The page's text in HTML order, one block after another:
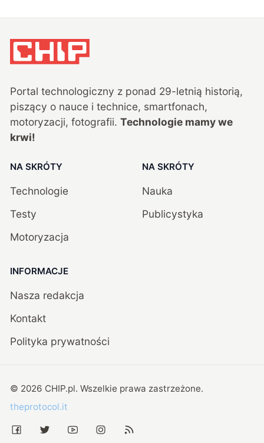
Portal technologiczny z ponad 29-letnią historią,
piszący o nauce i technice, smartfonach,
motoryzacji, fotografii. Technologie mamy we
krwi!
NA SKRÓTY
Technologie
Testy
Motoryzacja
NA SKRÓTY
Nauka
Publicystyka
INFORMACJE
Nasza redakcja
Kontakt
Polityka prywatności
© 2026 CHIP.pl. Wszelkie prawa zastrzeżone.
theprotocol.it